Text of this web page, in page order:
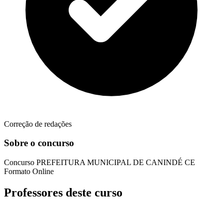
Correção de redações
Sobre o concurso
Concurso PREFEITURA MUNICIPAL DE CANINDÉ CE
Formato Online
Professores deste curso